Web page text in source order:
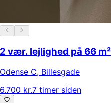
2 vær. lejlighed på 66 m²
Odense C, Billesgade
6.700 kr.7 timer siden